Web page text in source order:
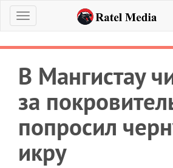
Меню
В Мангистау
за
попросил
икру